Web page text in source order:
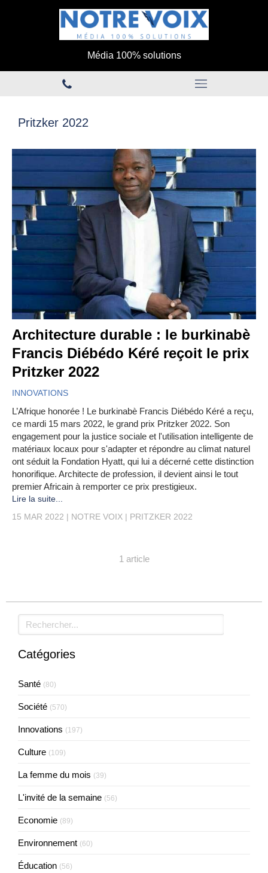
Média 100% solutions
Pritzker 2022
Architecture durable : le burkinabè
Francis Diébédo Kéré reçoit le prix
Pritzker 2022
INNOVATIONS
L’Afrique honorée ! Le burkinabè Francis Diébédo Kéré a reçu,
ce mardi 15 mars 2022, le grand prix Pritzker 2022. Son
engagement pour la justice sociale et l'utilisation intelligente de
matériaux locaux pour s'adapter et répondre au climat naturel
ont séduit la Fondation Hyatt, qui lui a décerné cette distinction
honorifique. Architecte de profession, il devient ainsi le tout
premier Africain à remporter ce prix prestigieux.
Lire la suite...
15 MAR 2022
NOTRE VOIX PRITZKER 2022
1 article
Rechercher
Catégories
Santé (80)
Société (570)
Innovations (197)
Culture (109)
La femme du mois (39)
L'invité de la semaine (56)
Economie (89)
Environnement (60)
Éducation (56)